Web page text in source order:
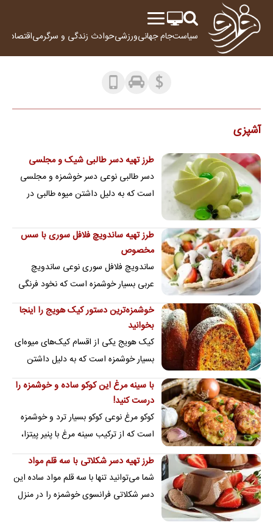
سیاستجام جهانیورزشیحوادث زندگی و سرگرمیاقتصاد
آشپزی
طرز تهیه دسر طالبی شیک و مجلسی
دسر طالبی نوعی دسر خوشمزه و مجلسی
است که به دلیل داشتن میوه طالبی در
طرز تهیه ساندویچ فلافل سوری با سس
مخصوص
ساندویچ فلافل سوری نوعی ساندویچ
عربی بسیار خوشمزه است که نخود فرنگی
از ترکیبات اصلی آن به شمار می‌رود.
خوشمزه‌ترین دستور کیک هویج را اینجا
بخوانید
کیک هویج یکی از اقسام کیک‌های میوه‌ای
بسیار خوشمزه است که به دلیل داشتن
گردو و دارچین در ترکیباتش عطر و طعم…
با سینه مرغ این کوکو ساده و خوشمزه را
درست کنید!
کوکو مرغ نوعی کوکو بسیار ترد و خوشمزه
است که از ترکیب سینه مرغ با پنیر پیتزا،
جعفری، تخم مرغ و... تهیه می‌شود.
طرز تهیه دسر شکلاتی با سه قلم مواد
شما می‌توانید تنها با سه قلم مواد ساده این
دسر شکلاتی فرانسوی خوشمزه را در منزل